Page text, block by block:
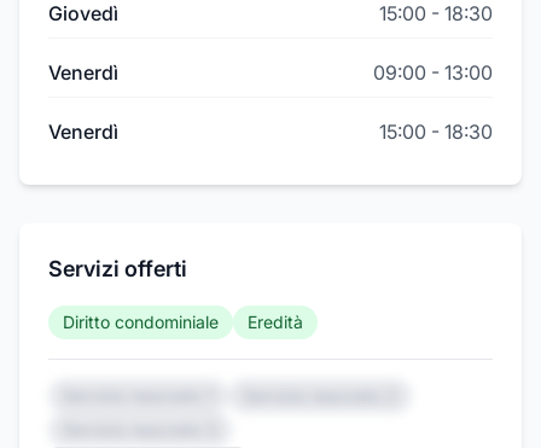
Giovedì 15:00 - 18:30
Venerdì 09:00 - 13:00
Venerdì 15:00 - 18:30
Servizi offerti
Diritto condominiale Eredità